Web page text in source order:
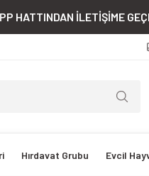
HATTINDAN İLETİŞİME
Hırdavat Grubu Evcil